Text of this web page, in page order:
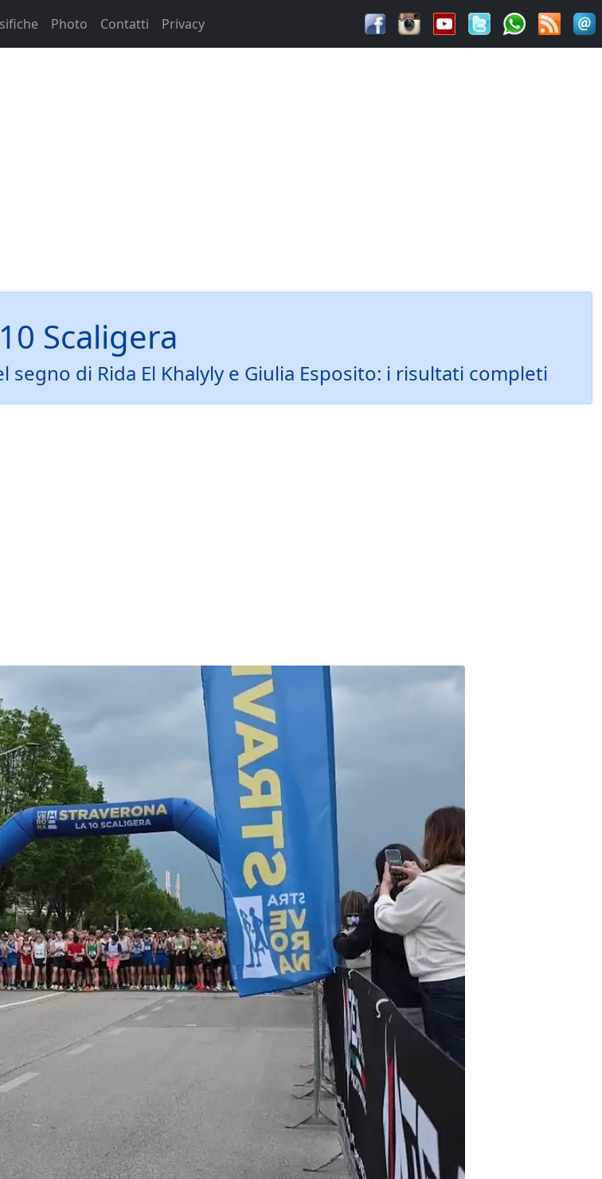
Photo Contatti Privacy
Scaligera
segno di Rida El Khalyly e Giulia Esposito: i risultati completi